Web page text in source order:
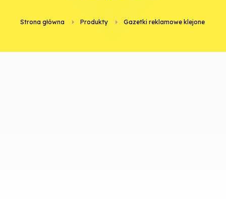
Strona główna Produkty gazetki reklamowe klejone